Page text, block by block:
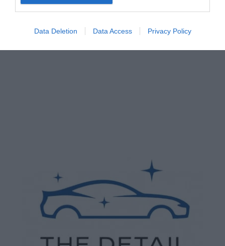
Data Deletion Data Access Privacy Policy